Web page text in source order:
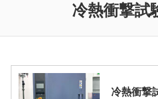
冷熱衝撃試
冷熱衝撃